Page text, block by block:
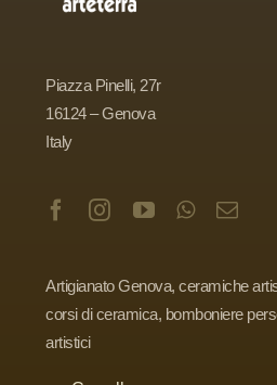
Piazza Pinelli, 27r
16124 – Genova
Italy
Artigianato Genova, ceramiche
corsi di ceramica, bomboniere
artistici